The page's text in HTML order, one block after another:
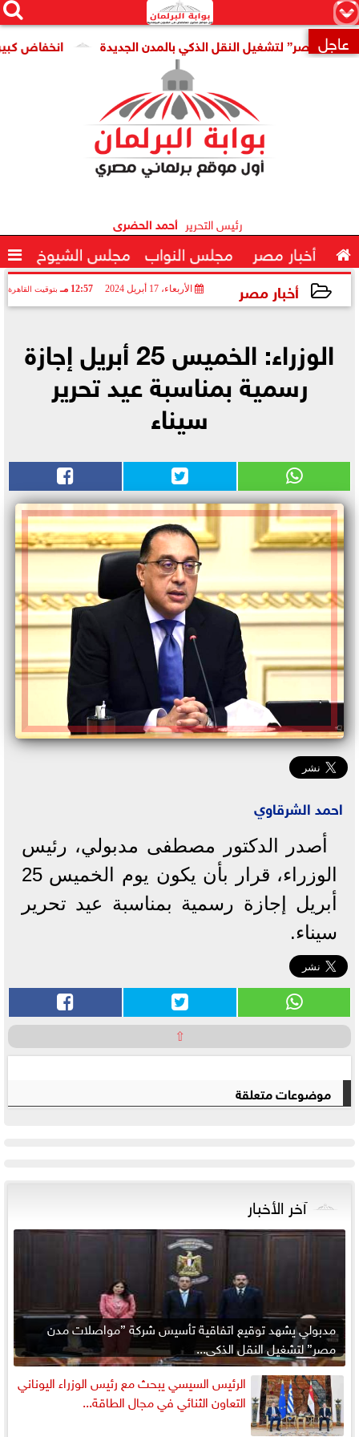
×


 عاجل انخفاض كبير فى لتشغيل النقل الذكي بالمدن الجديدة
رئيس التحرير أحمد الحضرى
 أخبار مصر مجلس النواب مجلس الشيوخ 
أخبار مصر الأربعاء، 17 أبريل 2024 12:57 مـ بتوقيت القاهرة
الوزراء: الخميس 25 أبريل إجازة
رسمية بمناسبة عيد تحرير
سيناء
احمد الشرقاوي
أصدر الدكتور مصطفى مدبولي، رئيس
الوزراء، قرار بأن يكون يوم الخميس 25
أبريل إجازة رسمية بمناسبة عيد تحرير
سيناء.
⇧
موضوعات متعلقة
آخر الأخبار
مدبولي يشهد توقيع اتفاقية تأسيس شركة ”مواصلات مدن
مصر” لتشغيل النقل الذكي...
الرئيس السيسي يبحث مع رئيس الوزراء اليوناني
التعاون الثنائي في مجال الطاقة...